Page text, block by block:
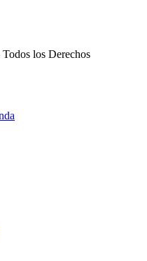
los Derechos